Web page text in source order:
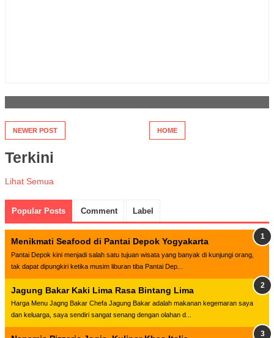
NEWER POST HOME
Terkini
Lihat Semua
Popular Posts Comment Label
Menikmati Seafood di Pantai Depok Yogyakarta
Pantai Depok kini menjadi salah satu tujuan wisata yang banyak di kunjungi orang,
tak dapat dipungkiri ketika musim liburan tiba Pantai Dep...
Jagung Bakar Kaki Lima Rasa Bintang Lima
Harga Menu Jagng Bakar Chefa Jagung Bakar adalah makanan kegemaran saya
dan keluarga, saya sendiri sangat senang dengan olahan d...